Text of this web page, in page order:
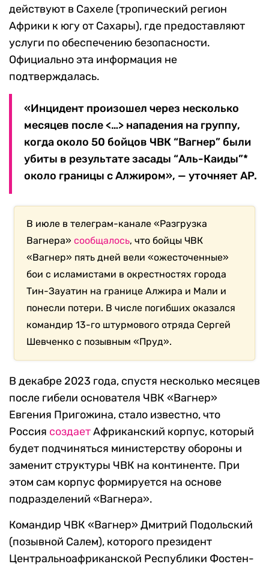
действуют в Сахеле (тропический регион
Африки к югу от Сахары), где предоставляют
услуги по обеспечению безопасности.
Официально эта информация не
подтверждалась.
«Инцидент произошел через несколько
месяцев после <…> нападения на группу,
когда около 50 бойцов ЧВК “Вагнер” были
убиты в результате засады “Аль-Каиды”*
около границы с Алжиром», — уточняет AP.
В июле в телеграм-канале «Разгрузка
Вагнера»сообщалось, что бойцы ЧВК
«Вагнер» пять дней вели «ожесточенные»
бои с исламистами в окрестностях города
Тин-Зауатин на границе Алжира и Мали и
понесли потери. В числе погибших оказался
командир 13-го штурмового отряда Сергей
Шевченко с позывным «Пруд».
В декабре 2023 года, спустя несколько месяцев
после гибели основателя ЧВК «Вагнер»
Евгения Пригожина, стало известно, что
Россия создаетАфриканский корпус, который
будет подчиняться министерству обороны и
заменит структуры ЧВК на континенте. При
этом сам корпус формируется на основе
подразделений «Вагнера».
Командир ЧВК «Вагнер» Дмитрий Подольский
(позывной Салем), которого президент
Центральноафриканской Республики Фостен-